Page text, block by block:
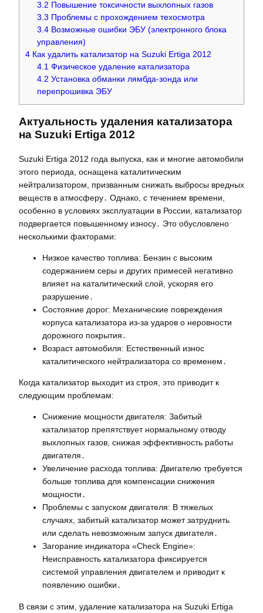
3.2 Повышение токсичности выхлопных газов
3.3 Проблемы с прохождением техосмотра
3.4 Возможные ошибки ЭБУ (электронного блока
управления)
4 Как удалить катализатор на Suzuki Ertiga 2012
4.1 Физическое удаление катализатора
4.2 Установка обманки лямбда-зонда или
перепрошивка ЭБУ
Актуальность удаления катализатора
на Suzuki Ertiga 2012
Suzuki Ertiga 2012 года выпуска, как и многие автомобили
этого периода, оснащена каталитическим
нейтрализатором, призванным снижать выбросы вредных
веществ в атмосферу․ Однако, с течением времени,
особенно в условиях эксплуатации в России, катализатор
подвергается повышенному износу․ Это обусловлено
несколькими факторами:
Низкое качество топлива: Бензин с высоким
содержанием серы и других примесей негативно
влияет на каталитический слой, ускоряя его
разрушение․
Состояние дорог: Механические повреждения
корпуса катализатора из-за ударов о неровности
дорожного покрытия․
Возраст автомобиля: Естественный износ
каталитического нейтрализатора со временем․
Когда катализатор выходит из строя, это приводит к
следующим проблемам:
Снижение мощности двигателя: Забитый
катализатор препятствует нормальному отводу
выхлопных газов, снижая эффективность работы
двигателя․
Увеличение расхода топлива: Двигателю требуется
больше топлива для компенсации снижения
мощности․
Проблемы с запуском двигателя: В тяжелых
случаях, забитый катализатор может затруднить
или сделать невозможным запуск двигателя․
Загорание индикатора «Check Engine»:
Неисправность катализатора фиксируется
системой управления двигателем и приводит к
появлению ошибки․
В связи с этим, удаление катализатора на Suzuki Ertiga